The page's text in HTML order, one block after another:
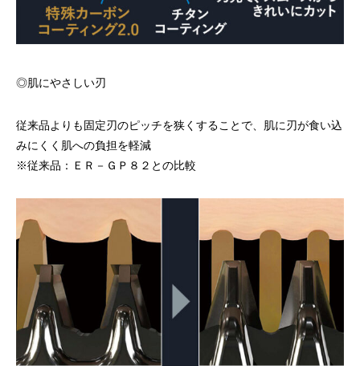
◎肌にやさしい刃
従来品よりも固定刃のピッチを狭くすることで、肌に刃が食い込
みにくく肌への負担を軽減
※従来品：ＥＲ－ＧＰ８２との比較